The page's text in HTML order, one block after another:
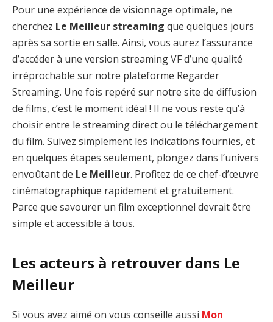
Pour une expérience de visionnage optimale, ne
cherchez Le Meilleur streaming que quelques jours
après sa sortie en salle. Ainsi, vous aurez l’assurance
d’accéder à une version streaming VF d’une qualité
irréprochable sur notre plateforme Regarder
Streaming. Une fois repéré sur notre site de diffusion
de films, c’est le moment idéal ! Il ne vous reste qu’à
choisir entre le streaming direct ou le téléchargement
du film. Suivez simplement les indications fournies, et
en quelques étapes seulement, plongez dans l’univers
envoûtant de Le Meilleur. Profitez de ce chef-d’œuvre
cinématographique rapidement et gratuitement.
Parce que savourer un film exceptionnel devrait être
simple et accessible à tous.
Les acteurs à retrouver dans Le
Meilleur
Si vous avez aimé on vous conseille aussi Mon